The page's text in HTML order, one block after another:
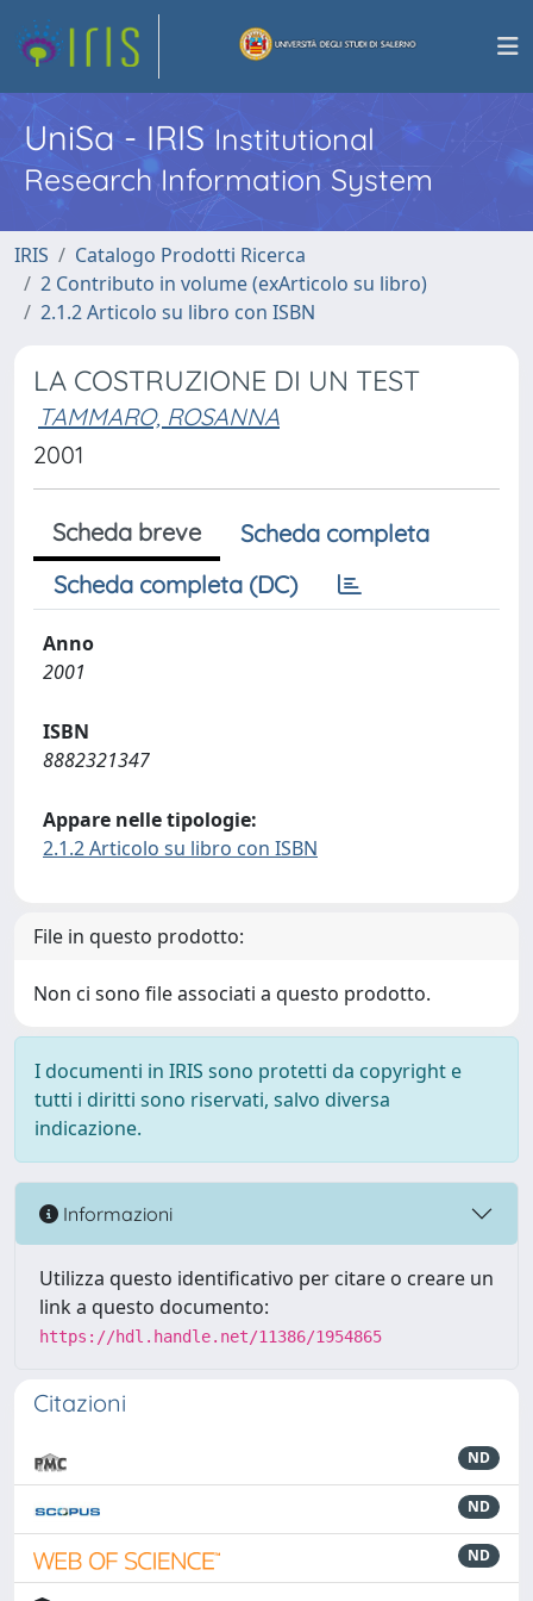
UniSa - IRISInstitutional
Research Information System
IRIS
Catalogo Prodotti Ricerca
2 Contributo in volume (exArticolo su libro)
2.1.2 Articolo su libro con ISBN
LA COSTRUZIONE DI UN TEST
TAMMARO, ROSANNA
2001
Scheda breve
Scheda completa
Scheda completa (DC)
Anno
2001
ISBN
8882321347
Appare nelle tipologie:
2.1.2 Articolo su libro con ISBN
File in questo prodotto:
Non ci sono file associati a questo prodotto.
I documenti in IRIS sono protetti da copyright e
tutti i diritti sono riservati, salvo diversa
indicazione.
Informazioni
Utilizza questo identificativo per citare o creare un
link a questo documento:
https://hdl.handle.net/11386/1954865
Citazioni
ND
ND
ND